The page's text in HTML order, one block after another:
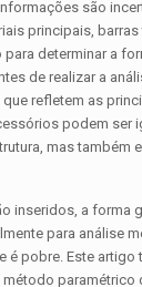
são
principais,
determinar a
de realizar a
refletem as
podem ser
mas
inseridos, a
para análise
é pobre. Este